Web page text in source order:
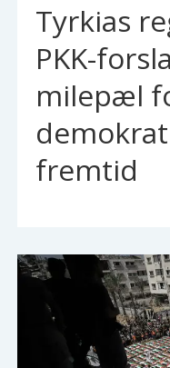
Tyrkias
PKK-
milepæl
fremtid